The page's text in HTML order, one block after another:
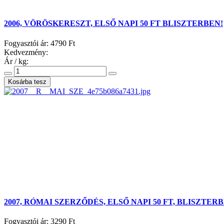
2006, VÖRÖSKERESZT, ELSŐ NAPI 50 FT BLISZTERBEN!
Fogyasztói ár: 4790 Ft
Kedvezmény:
Ár / kg:
2007, RÓMAI SZERZŐDÉS, ELSŐ NAPI 50 FT,
Fogyasztói ár: 3290 Ft